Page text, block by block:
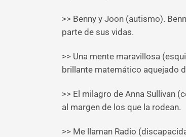
>> Benny y Joon (autismo).
parte de sus vidas.
>> Una mente maravillosa
brillante matemático aquejado
>> El milagro de Anna Sullivan
al margen de los que la rodean.
>> Me llaman Radio